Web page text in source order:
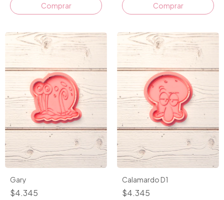
Comprar Comprar
Gary
$4.345
Calamardo D1
$4.345